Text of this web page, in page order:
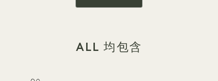
ALL 均包含